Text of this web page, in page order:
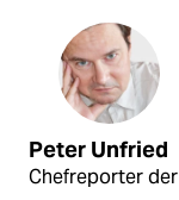
Peter Unfried
Chefreporter